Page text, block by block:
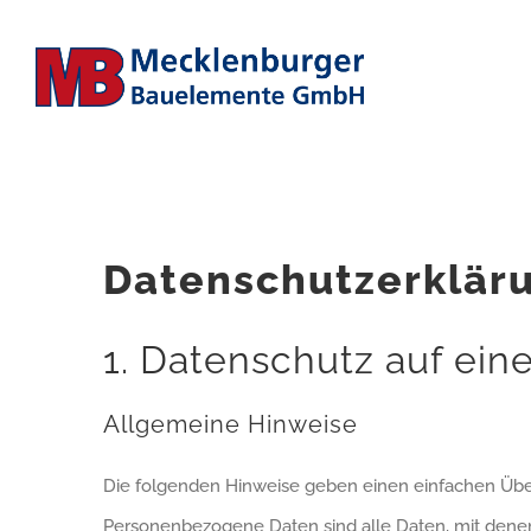
springen
1. Datenschutz auf
Allgemeine Hinweise
Die folgenden Hinweise geben einen einfachen
Personenbezogene Daten sind alle Daten, mit